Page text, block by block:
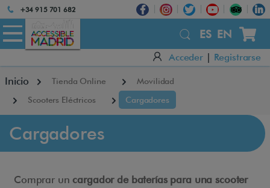
Atención:
Este
sitio
cuenta
un
sistema
+34 915 701 682
ES EN
Acceder Registrarse
Inicio Tienda Online
Movilidad
Scooters Eléctricos
Cargadores
Cargadores
Comprar un cargador de baterías para una scooter